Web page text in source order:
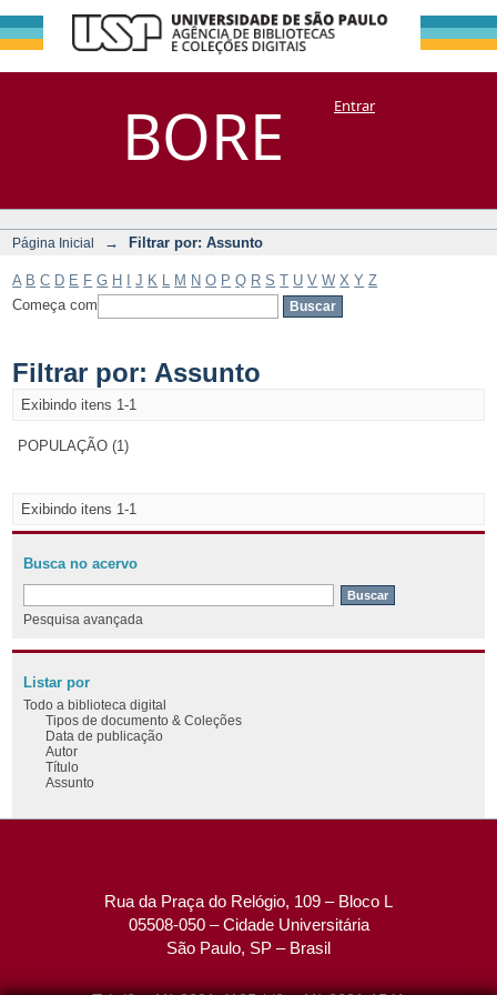
BORE
Filtrar por:
Assunto
DSpace/Manakin + CoriscoEntrar
Página Inicial → Filtrar por: Assunto
A B C D E F G H J K M N O P Q R S T U V W X Y Z
Começa com
Filtrar por: Assunto
Exibindo itens 1-1
POPULAÇÃO (1)
Exibindo itens 1-1
Busca no acervo
Pesquisa avançada
Listar por
Todo a biblioteca digital
Tipos de documento & Coleções
Data de publicação
Autor
Título
Assunto
Rua da Praça do Relógio, 109 – Bloco L
05508-050 – Cidade Universitária
São Paulo, SP – Brasil